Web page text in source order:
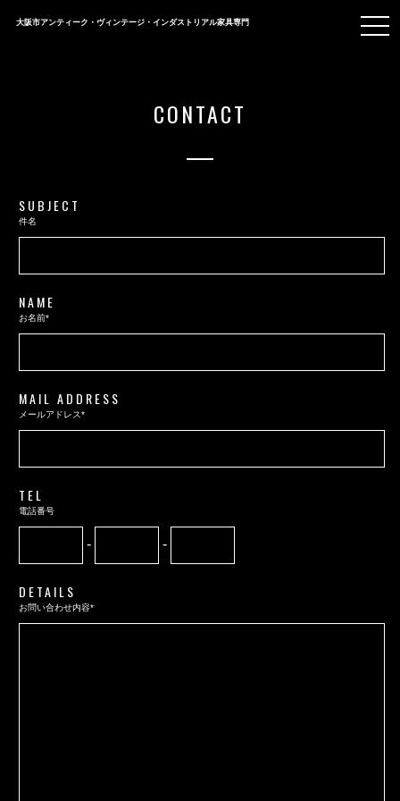
大阪市アンティーク・ヴィンテージ・インダストリアル家具専門
CONTACT
SUBJECT
件名
NAME
お名前*
MAIL ADDRESS
メールアドレス*
TEL
電話番号
- -
DETAILS
お問い合わせ内容*